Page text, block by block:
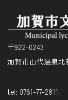
〒922-0243
加賀市山代温泉
tel: 0761-77-2811